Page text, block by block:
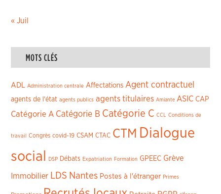
« Juil
MOTS CLÉS
ADL Administration centrale Affectations Agent contractuel
agents de l'état agents publics agents titulaires Amiante ASIC CAP
Catégorie A Catégorie B Catégorie C CCL Conditions de
travail Congrès covid-19 CSAM CTAC CTM Dialogue
social
DSP Débats Expatriation Formation GPEEC Grève
Immobilier LDS Nantes Postes à l'étranger Primes